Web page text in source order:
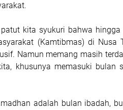
kita syukuri bahwa
(Kamtibmas) di Nusa
Namun memang masih
khusunya memasuki bulan
adalah bulan ibadah,